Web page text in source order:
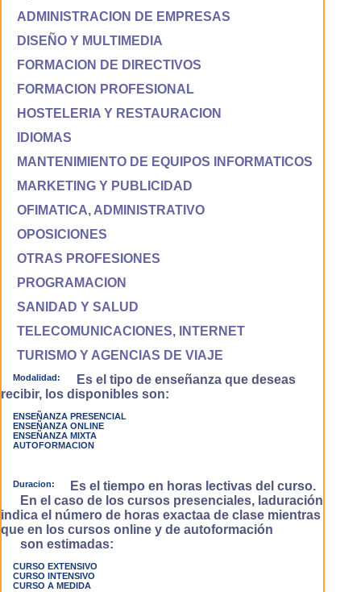
ADMINISTRACION DE EMPRESAS
DISEÑO Y MULTIMEDIA
FORMACION DE DIRECTIVOS
FORMACION PROFESIONAL
HOSTELERIA Y RESTAURACION
IDIOMAS
MANTENIMIENTO DE EQUIPOS INFORMATICOS
MARKETING Y PUBLICIDAD
OFIMATICA, ADMINISTRATIVO
OPOSICIONES
OTRAS PROFESIONES
PROGRAMACION
SANIDAD Y SALUD
TELECOMUNICACIONES, INTERNET
TURISMO Y AGENCIAS DE VIAJE
Modalidad:
Es el tipo de enseñanza que deseas
recibir, los disponibles son:
ENSEÑANZA PRESENCIAL
ENSEÑANZA ONLINE
ENSEÑANZA MIXTA
AUTOFORMACION
Duracion:
Es el tiempo en horas lectivas del curso.
En el caso de los cursos presenciales, laduración
indica el número de horas exactaa de clase mientras
que en los cursos online y de autoformación
son estimadas:
CURSO EXTENSIVO
CURSO INTENSIVO
CURSO A MEDIDA